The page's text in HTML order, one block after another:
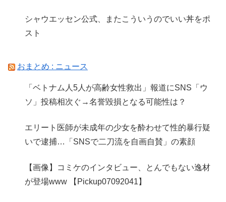
シャウエッセン公式、またこういうのでいい丼をポ
スト
おまとめ : ニュース
「ベトナム人5人が高齢女性救出」報道にSNS「ウ
ソ」投稿相次ぐ→名誉毀損となる可能性は？
エリート医師が未成年の少女を酔わせて性的暴行疑
いで逮捕…「SNSで二刀流を自画自賛」の素顔
【画像】コミケのインタビュー、とんでもない逸材
が登場www 【Pickup07092041】